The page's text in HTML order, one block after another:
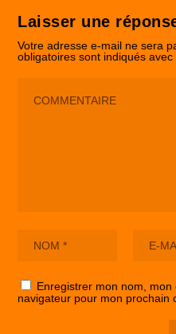
Laisser une
Votre adresse e-mail ne sera
obligatoires sont indiqués avec
Enregistrer mon nom,
navigateur pour mon prochain